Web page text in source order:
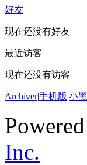
好友
现在还没有好友
最近访客
现在还没有访客
Archiver|手机版|小
Inc.